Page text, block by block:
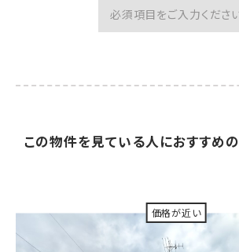
必須項目をご入力くださ
この物件を見ている人におすすめ